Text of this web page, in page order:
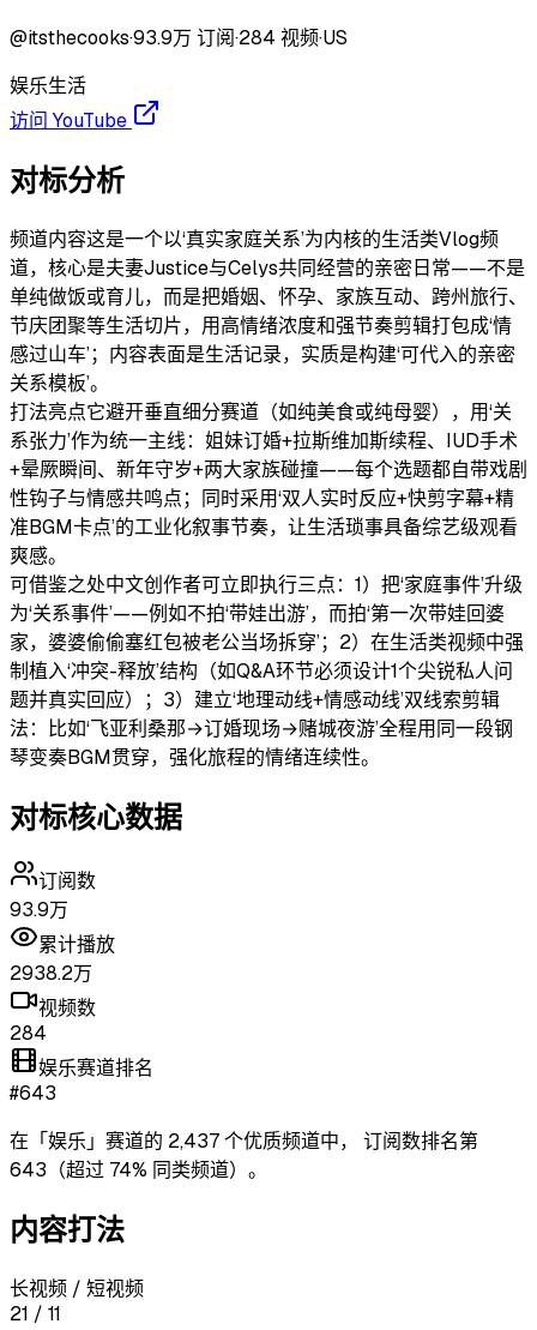
@itsthecooks·93.9万 订阅·284 视频·US
娱乐生活
访问 YouTube
对标分析
频道内容这是一个以‘真实家庭关系’为内核的生活类Vlog频
道，核心是夫妻Justice与Celys共同经营的亲密日常——不是
单纯做饭或育儿，而是把婚姻、怀孕、家族互动、跨州旅行、
节庆团聚等生活切片，用高情绪浓度和强节奏剪辑打包成‘情
感过山车’；内容表面是生活记录，实质是构建‘可代入的亲密
关系模板’。
打法亮点它避开垂直细分赛道（如纯美食或纯母婴），用‘关
系张力’作为统一主线：姐妹订婚+拉斯维加斯续程、IUD手术
+晕厥瞬间、新年守岁+两大家族碰撞——每个选题都自带戏剧
性钩子与情感共鸣点；同时采用‘双人实时反应+快剪字幕+精
准BGM卡点’的工业化叙事节奏，让生活琐事具备综艺级观看
爽感。
可借鉴之处中文创作者可立即执行三点：1）把‘家庭事件’升级
为‘关系事件’——例如不拍‘带娃出游’，而拍‘第一次带娃回婆
家，婆婆偷偷塞红包被老公当场拆穿’；2）在生活类视频中强
制植入‘冲突-释放’结构（如Q&A环节必须设计1个尖锐私人问
题并真实回应）；3）建立‘地理动线+情感动线’双线索剪辑
法：比如‘飞亚利桑那→订婚现场→赌城夜游’全程用同一段钢
琴变奏BGM贯穿，强化旅程的情绪连续性。
对标核心数据
订阅数
93.9万
累计播放
2938.2万
视频数
284
娱乐赛道排名
#643
在「娱乐」赛道的 2,437个优质频道中，
订阅数排名第
643 （超过 74% 同类频道） 。
内容打法
长视频 / 短视频
21 / 11